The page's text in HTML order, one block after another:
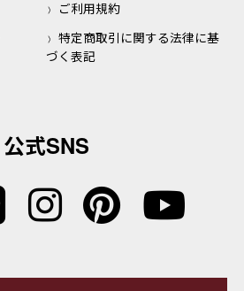
ご利用規約
特定商取引に関する法律に基
づく表記
公式SNS